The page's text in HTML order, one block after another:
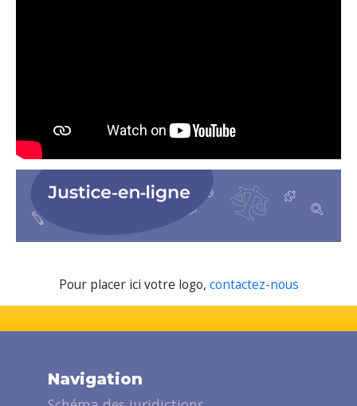
Pour placer ici votre logo, contactez-nous
Navigation